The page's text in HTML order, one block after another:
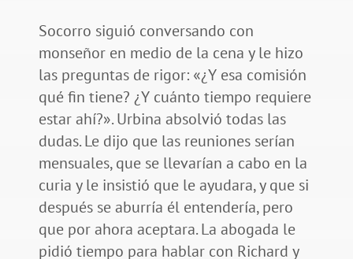
Socorro siguió conversando con
monseñor en medio de la cena y le hizo
las preguntas de rigor: «¿Y esa comisión
qué fin tiene? ¿Y cuánto tiempo requiere
estar ahí?». Urbina absolvió todas las
dudas. Le dijo que las reuniones serían
mensuales, que se llevarían a cabo en la
curia y le insistió que le ayudara, y que si
después se aburría él entendería, pero
que por ahora aceptara. La abogada le
pidió tiempo para hablar con Richard y